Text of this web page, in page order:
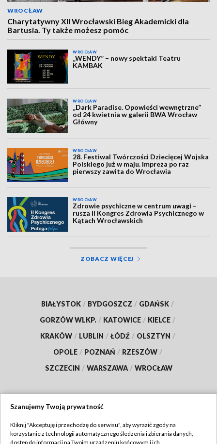
WROCŁAW
Charytatywny XII Wrocławski Bieg Akademicki dla
Bartusia. Ty także możesz pomóc
WROCŁAW
„WENDY” – nowy spektakl Teatru
KAMBAK
WROCŁAW
„Dark Paradise. Opowieści wewnętrzne”
od 24 kwietnia w galerii BWA Wrocław
Główny
WROCŁAW
28. Festiwal Twórczości Dziecięcej Wojska
Polskiego już w maju. Impreza po raz
pierwszy zawita do Wrocławia
WROCŁAW
Zdrowie psychiczne w centrum uwagi –
rusza II Kongres Zdrowia Psychicznego w
Kątach Wrocławskich
ZOBACZ WIĘCEJ
BIAŁYSTOK / BYDGOSZCZ / GDAŃSK /
GORZÓW WLKP. / KATOWICE / KIELCE /
KRAKÓW / LUBLIN / ŁÓDŹ / OLSZTYN /
OPOLE / POZNAŃ / RZESZÓW /
SZCZECIN / WARSZAWA / WROCŁAW
TVP
Szanujemy Twoją prywatność
Kliknij "Akceptuję i przechodzę do serwisu", aby wyrazić zgody na
korzystanie z technologii automatycznego śledzenia i zbierania danych,
dostęp do informacji na Twoim urządzeniu końcowym i ich